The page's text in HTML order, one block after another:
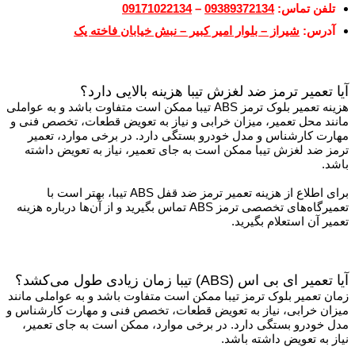
تلفن تماس:09389372134
–
09171022134
آدرس: شیراز – بلوار امیر کبیر – نبش خیابان فاخته یک
آیا تعمیر ترمز ضد لغزش تیبا هزینه بالایی دارد؟
هزینه تعمیر بلوک ترمز ABS تیبا ممکن است متفاوت باشد و به عواملی
مانند محل تعمیر، میزان خرابی و نیاز به تعویض قطعات، تخصص فنی و
مهارت کارشناس و مدل خودرو بستگی دارد. در برخی موارد، تعمیر
ترمز ضد لغزش تیبا ممکن است به جای تعمیر، نیاز به تعویض داشته
باشد.
برای اطلاع از هزینه تعمیر ترمز ضد قفل ABS تیبا، بهتر است با
تعمیرگاه‌های تخصصی ترمز ABS تماس بگیرید و از آن‌ها درباره هزینه
تعمیر آن استعلام بگیرید.
آیا تعمیر ای بی اس (ABS) تیبا زمان زیادی طول می‌کشد؟
زمان تعمیر بلوک ترمز تیبا ممکن است متفاوت باشد و به عواملی مانند
میزان خرابی، نیاز به تعویض قطعات، تخصص فنی و مهارت کارشناس و
مدل خودرو بستگی دارد. در برخی موارد، ممکن است به جای تعمیر،
نیاز به تعویض داشته باشد.